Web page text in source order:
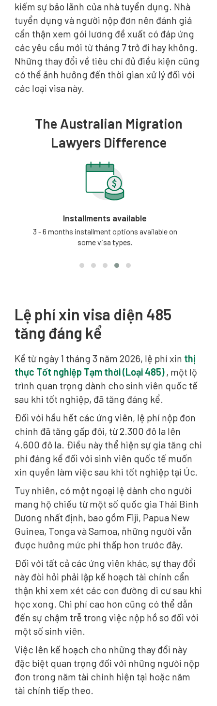
kiếm sự bảo lãnh của nhà tuyển dụng. Nhà
tuyển dụng và người nộp đơn nên đánh giá
cẩn thận xem gói lương đề xuất có đáp ứng
các yêu cầu mới từ tháng 7 trở đi hay không.
Những thay đổi về tiêu chí đủ điều kiện cũng
có thể ảnh hưởng đến thời gian xử lý đối với
các loại visa này.
The Australian Migration
Lawyers Difference
Installments available
3 - 6 months installment options available on
some visa types.
Lệ phí xin visa diện 485
tăng đáng kể
Kể từ ngày 1 tháng 3 năm 2026, lệ phí xin thị
thực Tốt nghiệp Tạm thời (Loại 485), một lộ
trình quan trọng dành cho sinh viên quốc tế
sau khi tốt nghiệp, đã tăng đáng kể.
Đối với hầu hết các ứng viên, lệ phí nộp đơn
chính đã tăng gấp đôi, từ 2.300 đô la lên
4.600 đô la. Điều này thể hiện sự gia tăng chi
phí đáng kể đối với sinh viên quốc tế muốn
xin quyền làm việc sau khi tốt nghiệp tại Úc.
Tuy nhiên, có một ngoại lệ dành cho người
mang hộ chiếu từ một số quốc gia Thái Bình
Dương nhất định, bao gồm Fiji, Papua New
Guinea, Tonga và Samoa, những người vẫn
được hưởng mức phí thấp hơn trước đây.
Đối với tất cả các ứng viên khác, sự thay đổi
này đòi hỏi phải lập kế hoạch tài chính cẩn
thận khi xem xét các con đường di cư sau khi
học xong. Chi phí cao hơn cũng có thể dẫn
đến sự chậm trễ trong việc nộp hồ sơ đối với
một số sinh viên.
Việc lên kế hoạch cho những thay đổi này
đặc biệt quan trọng đối với những người nộp
đơn trong năm tài chính hiện tại hoặc năm
tài chính tiếp theo.